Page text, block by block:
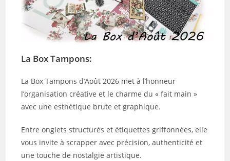
La Box Tampons:
La Box Tampons d’Août 2026 met à l’honneur
l’organisation créative et le charme du « fait main »
avec une esthétique brute et graphique.
Entre onglets structurés et étiquettes griffonnées, elle
vous invite à scrapper avec précision, authenticité et
une touche de nostalgie artistique.